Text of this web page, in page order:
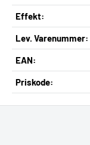
Effekt:
Lev. Varenummer:
EAN:
Priskode: